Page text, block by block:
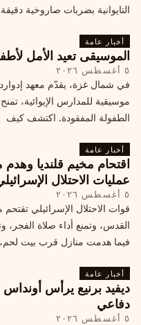
التايوانية بضربات صاروخية
أخبار عامة
الموسيقى تعيد الأمل
٥ أغسطس ٢٠٢٦
في شمال غزة، يقدّم معهد
موسيقية للمدارس الإيوائية،
الطفولة المفقودة. اكتشف كيف
أخبار عامة
اقتحام مخيم قلنديا
عمليات الاحتلال
٥ أغسطس ٢٠٢٦
قوات الاحتلال الإسرائيلي
القدس، وتمنع أداء صلاة
فيما هدمت منازل قرب بيت
أخبار عامة
ديفيد برنيع يرأس
دفاعي
٥ أغسطس ٢٠٢٦